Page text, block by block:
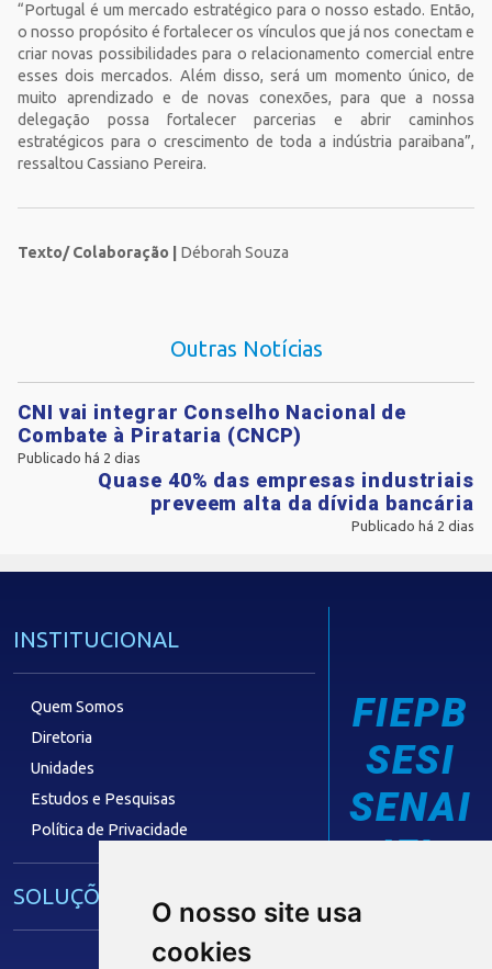
O nosso site usa
cookies
“Portugal é um mercado estratégico para o nosso estado. Então,
o nosso propósito é fortalecer os vínculos que já nos conectam e
criar novas possibilidades para o relacionamento comercial entre
esses dois mercados. Além disso, será um momento único, de
muito aprendizado e de novas conexões, para que a nossa
delegação possa fortalecer parcerias e abrir caminhos
estratégicos para o crescimento de toda a indústria paraibana”,
ressaltou Cassiano Pereira.
Texto/ Colaboração | Déborah Souza
Outras Notícias
CNI vai integrar Conselho Nacional de
Combate à Pirataria (CNCP)
Publicado há 2 dias
Quase 40% das empresas industriais
preveem alta da dívida bancária
Publicado há 2 dias
INSTITUCIONAL
Quem Somos
Diretoria
Unidades
Estudos e Pesquisas
Política de Privacidade
SOLUÇÕES E SERVIÇOS
FIEPB
SESI
SENAI
IEL